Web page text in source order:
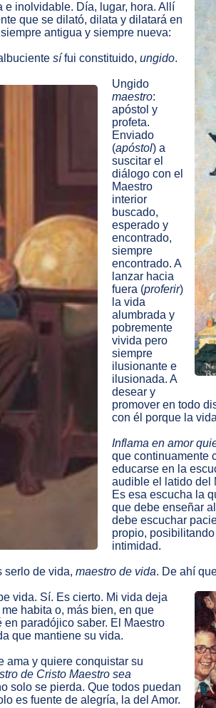
e inolvidable. Día, lugar, hora. Allí
que se dilató, dilata y dilatará en
antigua y siempre nueva:
sífui constituido, ungido.
Ungido
maestro:
apóstol y
profeta.
Enviado
(apóstol) a
suscitar el
diálogo con el
Maestro
interior
buscado,
esperado y
encontrado,
siempre
encontrado. A
lanzar hacia
fuera (proferir)
la vida
alumbrada y
pobremente
vivida pero
siempre
ilusionante e
ilusionada. A
desear y
promover en todo
con él porque la
Inflama en amor
que continuamente
educarse en la
audible el latido del
Es esa escucha la
que debe enseñar
debe escuchar
propio,
intimidad.
serlo de vida, maestro de vida. De ahí
vida. Sí. Es cierto. Mi vida deja
habita o, más bien, en que
paradójico saber. El Maestro
que mantiene su vida.
ama y quiere conquistar su
de Cristo Maestro sea
solo se pierda. Que todos puedan
es fuente de alegría, la del Amor.